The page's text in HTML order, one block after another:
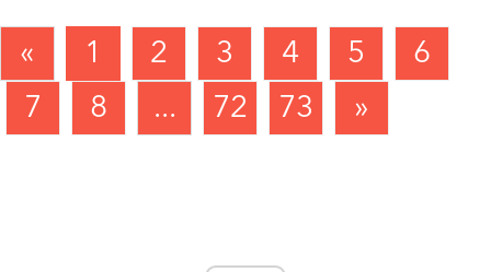
« 1 2 3 4 5
6
7
8 ... 72 73 »